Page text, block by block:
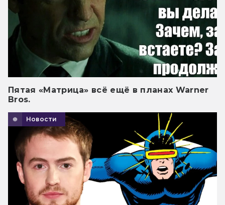
Пятая «Матрица» всё ещё в планах Warner
Bros.
Новости